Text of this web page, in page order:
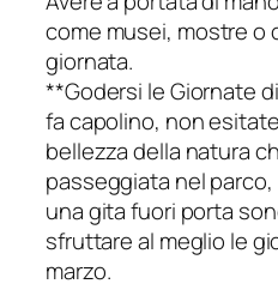
come musei, mostre o
giornata.
**Godersi le Giornate
fa capolino, non
bellezza della natura
passeggiata nel parco,
una gita fuori porta
sfruttare al meglio le
marzo.